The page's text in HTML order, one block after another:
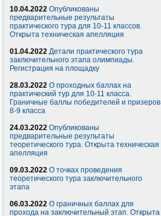
10.04.2022 Опубликованы
предварительные результаты
практического тура для 10-11 классов.
Открыта техническая апелляция
01.04.2022 Детали практического тура
заключительного этапа олимпиады.
Регистрация на площадку
28.03.2022 О проходных баллах на
практический тур для 10-11 класса.
Граничные баллы победителей и призеров
8-9 класса
24.03.2022 Опубликованы
предварительные результаты
теоретического тура. Открыта техническая
апелляция
09.03.2022 О точках проведения
теоретического тура заключительного
этапа
06.03.2022 О граничных баллах для
прохода на заключительный этап. Открыта